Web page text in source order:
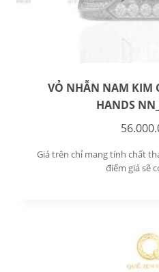
VỎ NHẪN NAM KIM
HANDS
Giá trên chỉ mang tính chất
điểm giá sẽ